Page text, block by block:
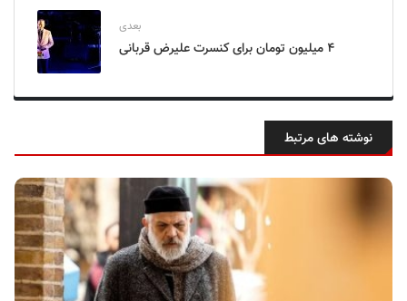
بعدی
۴ میلیون تومان برای کنسرت علیرض قربانی
نوشته های مرتبط